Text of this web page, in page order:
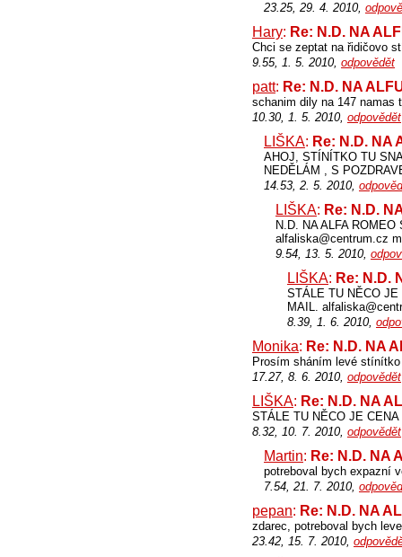
23.25, 29. 4. 2010,
Hary: Re: N.D. NA
Chci se zeptat na řidičovo
9.55, 1. 5. 2010, odpovědět
patt: Re: N.D. NA
schanim dily na 147 namas
10.30, 1. 5. 2010, odpovědět
LIŠKA: Re: N.D. NA
AHOJ, STÍNÍTKO TU
NEDĚLÁM , S
14.53, 2. 5. 2010,
LIŠKA: Re: N.D.
N.D. NA ALFA
alfaliska@centrum.cz
9.54, 13. 5. 2010,
LIŠKA: Re: N.D.
STÁLE TU NĚCO
MAIL.
8.39, 1. 6. 2010,
Monika: Re: N.D. NA
Prosím sháním levé
17.27, 8. 6. 2010, odpovědět
LIŠKA: Re: N.D. NA
STÁLE TU NĚCO JE
8.32, 10. 7. 2010, odpovědět
Martin: Re: N.D. NA
potreboval bych expazní
7.54, 21. 7. 2010,
pepan: Re: N.D. NA
zdarec, potreboval bych
23.42, 15. 7. 2010,